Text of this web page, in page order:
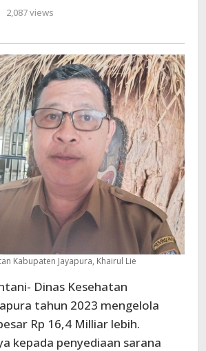
Dana
16,4
Milliar,
Ini
Peruntukkannya
2,087 views
Kabupaten Jayapura, Khairul Lie
Dinas Kesehatan
tahun 2023 mengelola
Rp 16,4 Milliar lebih.
kepada penyediaan sarana